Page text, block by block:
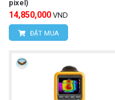
pixel)
14,850,000 VND
ĐẶT MUA